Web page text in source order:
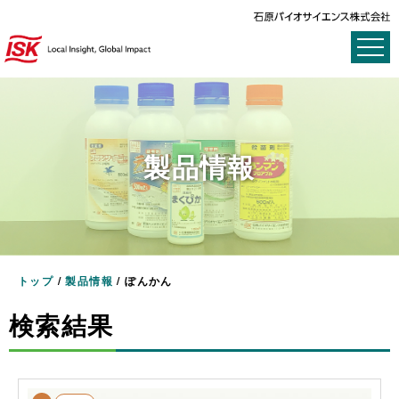
製品情報
トップ /製品情報 /ぽんかん
検索結果